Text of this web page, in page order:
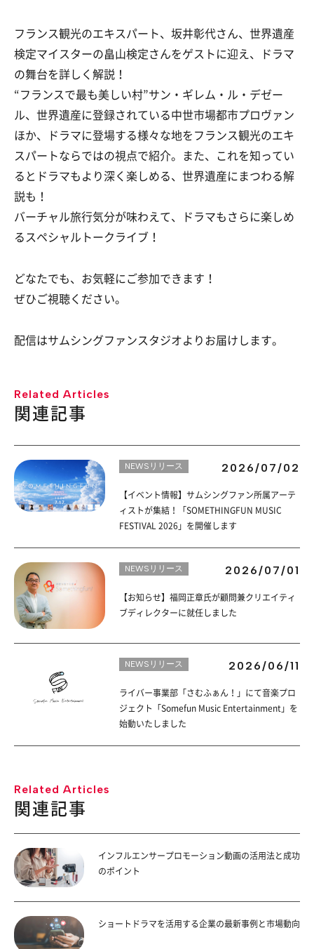
フランス観光のエキスパート、坂井彰代さん、世界遺産
検定マイスターの畠山検定さんをゲストに迎え、ドラマ
の舞台を詳しく解説！
“フランスで最も美しい村”サン・ギレム・ル・デゼー
ル、世界遺産に登録されている中世市場都市プロヴァン
ほか、ドラマに登場する様々な地をフランス観光のエキ
スパートならではの視点で紹介。また、これを知ってい
るとドラマもより深く楽しめる、世界遺産にまつわる解
説も！
バーチャル旅行気分が味わえて、ドラマもさらに楽しめ
るスペシャルトークライブ！
どなたでも、お気軽にご参加できます！
ぜひご視聴ください。
配信はサムシングファンスタジオよりお届けします。
Related Articles
関連記事
NEWSリリース 2026/07/02
【イベント情報】サムシングファン所属アーテ
ィストが集結！「SOMETHINGFUN MUSIC
FESTIVAL 2026」を開催します
NEWSリリース 2026/07/01
【お知らせ】福岡正章氏が顧問兼クリエイティ
ブディレクターに就任しました
NEWSリリース 2026/06/11
ライバー事業部「さむふぁん！」にて音楽プロ
ジェクト「Somefun Music Entertainment」を
始動いたしました
Related Articles
関連記事
インフルエンサープロモーション動画の活用法と成功
のポイント
ショートドラマを活用する企業の最新事例と市場動向